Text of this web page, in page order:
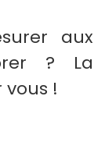
aux
? La
!